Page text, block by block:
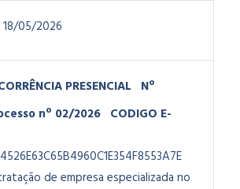
18/05/2026
PRESENCIAL Nº
nº 02/2026 CODIGO E-
de empresa especializada no